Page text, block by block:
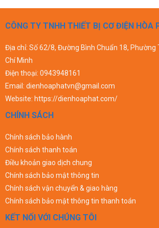
nghiệp và nông nghiệp.
mạnh mẽ,
trò quan
nhiệt độ,
CÔNG TY TNHH THIẾT BỊ CƠ ĐIỆN HÒA
Địa chỉ: Số 62/8, Đường Bình Chuẩn 18, Phường
Chí Minh
Điện thoại: 0943948161
Email: dienhoaphatvn@gmail.com
Website: https://dienhoaphat.com/
CHÍNH SÁCH
Chính sách bảo hành
Chính sách thanh toán
Điều khoản giao dịch chung
Chính sách bảo mật thông tin
Chính sách vận chuyển & giao hàng
Chính sách bảo mật thông tin thanh toán
KẾT NỐI VỚI CHÚNG TÔI